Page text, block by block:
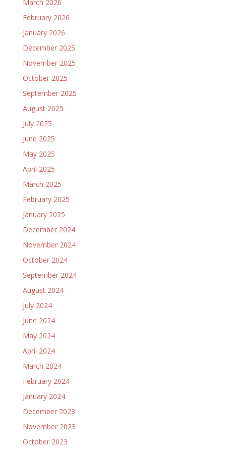
March 2026
February 2026
January 2026
December 2025
November 2025
October 2025
September 2025
August 2025
July 2025
June 2025
May 2025
April 2025
March 2025
February 2025
January 2025
December 2024
November 2024
October 2024
September 2024
August 2024
July 2024
June 2024
May 2024
April 2024
March 2024
February 2024
January 2024
December 2023
November 2023
October 2023